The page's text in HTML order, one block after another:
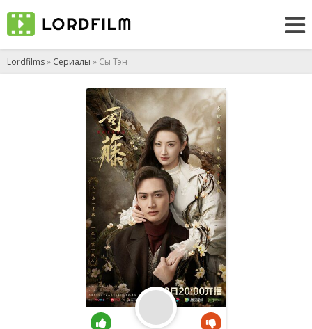
Lordfilms» Сериалы » Сы Тэн